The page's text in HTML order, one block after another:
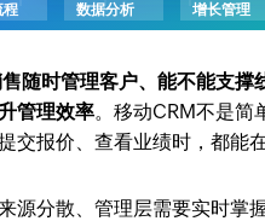
随时管理客户、能不能支
管理效率。移动CRM不是简
报价、查看业绩时，都能
源分散、管理层需要实时掌